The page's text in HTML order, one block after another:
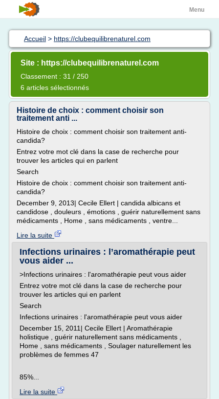
Menu
Accueil > https://clubequilibrenaturel.com
Site : https://clubequilibrenaturel.com
Classement : 31 / 250
6 articles sélectionnés
Histoire de choix : comment choisir son
traitement anti ...
Histoire de choix : comment choisir son traitement anti-
candida?
Entrez votre mot clé dans la case de recherche pour
trouver les articles qui en parlent
Search
Histoire de choix : comment choisir son traitement anti-
candida?
December 9, 2013| Cecile Ellert | candida albicans et
candidose , douleurs , émotions , guérir naturellement sans
médicaments , Home , sans médicaments , ventre...
Lire la suite
Infections urinaires : l’aromathérapie peut
vous aider ...
>Infections urinaires : l'aromathérapie peut vous aider
Entrez votre mot clé dans la case de recherche pour
trouver les articles qui en parlent
Search
Infections urinaires : l'aromathérapie peut vous aider
December 15, 2011| Cecile Ellert | Aromathérapie
holistique , guérir naturellement sans médicaments ,
Home , sans médicaments , Soulager naturellement les
problèmes de femmes 47
85%...
Lire la suite